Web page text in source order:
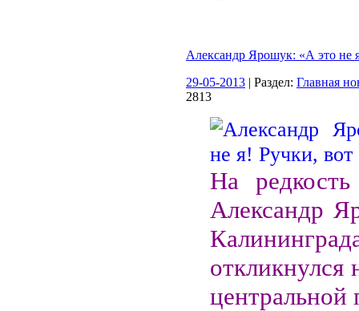
Александр Ярошук: «А это не
29-05-2013 | Раздел: Главная
2813
На
Александр
откликнулся
центральной